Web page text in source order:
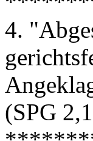
4.
(SPG